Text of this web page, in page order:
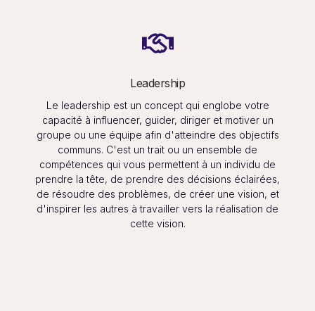
Leadership
Le leadership est un concept qui englobe votre
capacité à influencer, guider, diriger et motiver un
groupe ou une équipe afin d'atteindre des objectifs
communs. C'est un trait ou un ensemble de
compétences qui vous permettent à un individu de
prendre la tête, de prendre des décisions éclairées,
de résoudre des problèmes, de créer une vision, et
d'inspirer les autres à travailler vers la réalisation de
cette vision.